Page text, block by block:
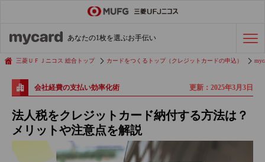
あなたの1枚を選ぶお手伝い
会社経費の支払い 効率化術
三菱ＵＦＪニコス 総合トップ カードをつくるトップ（クレジットカードの申込）
会社経費の支払い効率化術 更新：2025年3月3日
法人税をクレジットカード納付する方法は？
メリットや注意点を解説